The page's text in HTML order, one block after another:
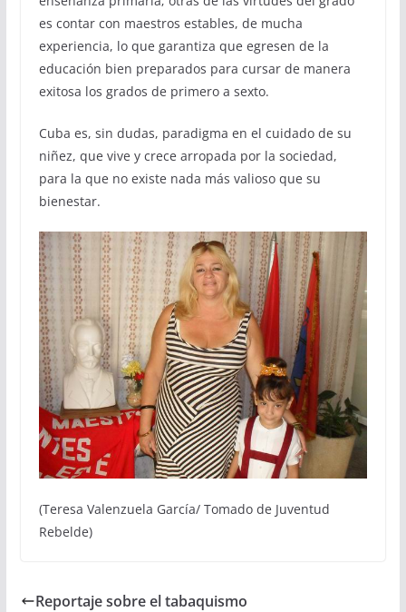
es contar con maestros estables, de mucha
experiencia, lo que garantiza que egresen de la
educación bien preparados para cursar de manera
exitosa los grados de primero a sexto.
Cuba es, sin dudas, paradigma en el cuidado de su
niñez, que vive y crece arropada por la sociedad,
para la que no existe nada más valioso que su
bienestar.
(Teresa Valenzuela García/ Tomado de Juventud
Rebelde)
Reportaje sobre el tabaquismo